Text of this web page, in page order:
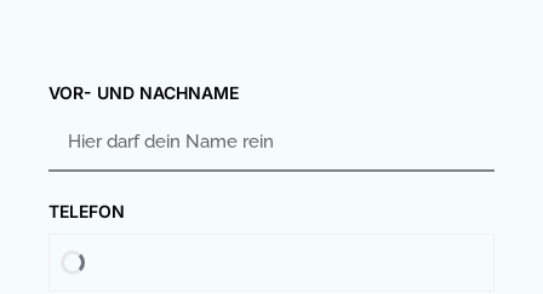
VOR- UND NACHNAME
TELEFON